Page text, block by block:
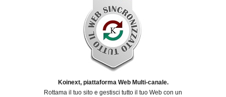
Koinext, piattaforma Web Multi-canale.
Rottama il tuo sito e gestisci tutto il tuo Web con un